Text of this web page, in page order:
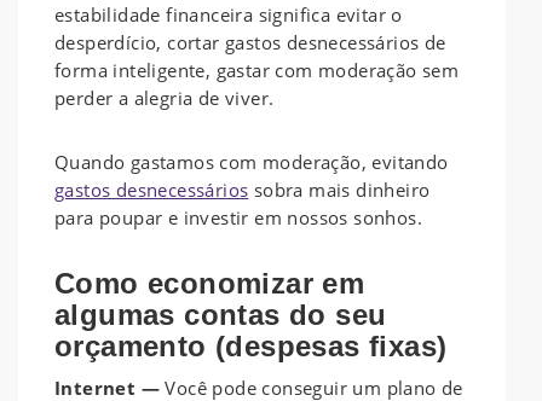
estabilidade financeira significa evitar o
desperdício, cortar gastos desnecessários de
forma inteligente, gastar com moderação sem
perder a alegria de viver.
Quando gastamos com moderação, evitando
gastos desnecessários sobra mais dinheiro
para poupar e investir em nossos sonhos.
Como economizar em
algumas contas do seu
orçamento (despesas fixas)
Internet — Você pode conseguir um plano de